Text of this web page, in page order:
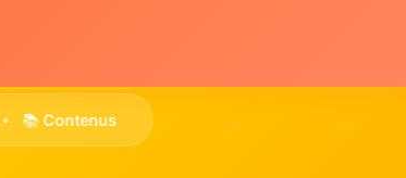
• 📚 Contenus